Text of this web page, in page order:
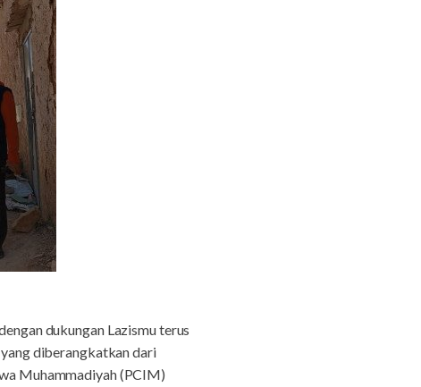
dukungan Lazismu terus
diberangkatkan dari
Muhammadiyah (PCIM)